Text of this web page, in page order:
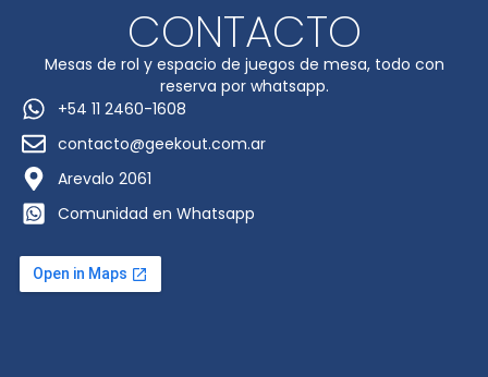
CONTACTO
Mesas de rol y espacio de juegos de mesa, todo con
reserva por whatsapp.
+54 11 2460-1608
contacto@geekout.com.ar
Arevalo 2061
Comunidad en Whatsapp